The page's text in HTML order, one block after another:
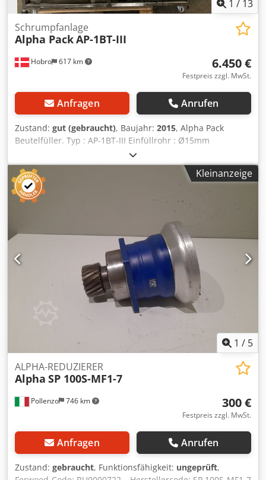
erzeugen. Neben diesem Schleifautomaten bieten wir
übrigens auch Streichautomaten an, mit denen Sie diese
Bretter / Paneele auch gleich lasieren / beschichten
Anliegen.
1 / 13
Hobro 617 km
Schrumpfanlage
Alpha PackAP-1BT-III
6.450 €
Festpreis zzgl. MwSt.
Anfragen Anrufen
Zustand: gut (gebraucht), Baujahr: 2015, Alpha Pack
Beutelfüller. Typ : AP-1BT-III Einfüllrohr : Ø15mm
Schweissbacken 15cm. Crjdpfxjrmm Dfe Ak Hsf Jahr - 2015.
Kleinanzeige
1 / 5
Pollenzo 746 km
ALPHA-REDUZIERER
Alpha SP 100S-MF1-7
300 €
Festpreis zzgl. MwSt.
Anfragen Anrufen
Zustand: gebraucht, Funktionsfähigkeit: ungeprüft,